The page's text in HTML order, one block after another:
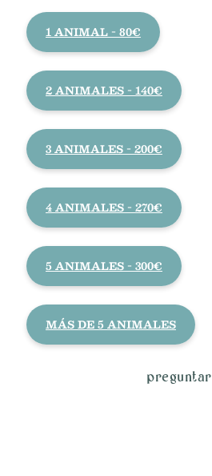
1 ANIMAL - 80€
2 ANIMALES - 140€
3 ANIMALES - 200€
4 ANIMALES - 270€
5 ANIMALES - 300€
MÁS DE 5 ANIMALES
preguntar